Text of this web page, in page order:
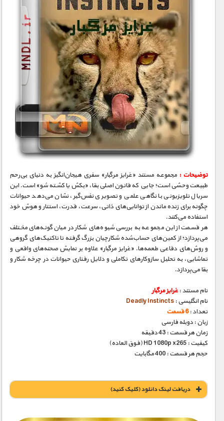
علم و فناوری
فرهنگ / هنر
کیهان / نجوم
گردشگری
ماورایی
مسابقات / ورزشی
مستند های اختصاصی
توضیحات : مجموعه مستند «غرایز مرگبار» سفری هیجان‌انگیز به دنیای بی‌رحم
طبیعت وحشی است؛ جایی که قانون اصلی بقا، «بکش یا کشته شو» است. این
سریال تلویزیونی با نگاهی علمی و تصویری نفس‌گیر، نشان می‌دهد حیوانات
چگونه برای زنده ماندن از توانایی‌های ذاتی، سرعت، قدرت، استتار و هوش خود
استفاده می‌کنند.
هر قسمت از این مجموعه به بررسی شیوه‌های شکار در میان گونه‌های مختلف
می‌پردازد؛ از کمین‌های حساب‌شده شکارچیان بزرگ گرفته تا تاکتیک‌های گروهی
و روش‌های دفاعی طعمه‌ها. «غرایز مرگبار» علاوه بر نمایش صحنه‌های واقعی و
تماشایی، به تحلیل سازوکارهای تکاملی و دلایل رفتاری حیوانات در چرخه شکار و
بقا می‌پردازد.
نام مستند :غرایز مرگبار
نام انگلیسی : Deadly Instincts
تعداد :6 قسمت
زبان : دوبله فارسی
زمان هر قسمت : 43 دقیقه
کیفیت : HD 1080p x265 (فوق العاده)
حجم هر قسمت : 400 مگابایت
دریافت لينک دانلود (کليک کنيد)
1900 تومان – دانلود قسمت 1 (افزودن به سبد خريد)